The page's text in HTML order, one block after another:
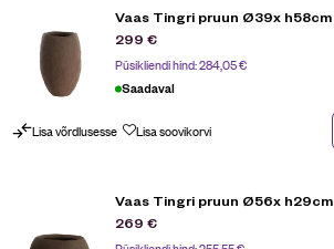
Vaas Tingri pruun Ø39x h58cm
299 €
Püsikliendi hind:284,05€
Saadaval
Lisa võrdlusesse Lisa soovikorvi
Vaas Tingri pruun Ø56x h29cm
269 €